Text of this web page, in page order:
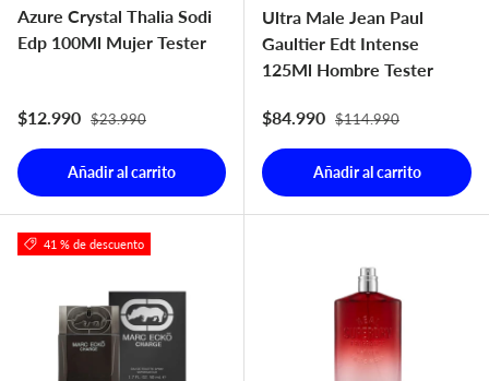
Azure Crystal Thalia Sodi
Edp 100Ml Mujer Tester
Precio de venta
$12.990 Precio normal
$23.990
Añadir al carrito
Ultra Male Jean Paul
Gaultier Edt Intense
125Ml Hombre Tester
Precio de venta
$84.990 Precio normal
$114.990
Añadir al carrito
41 % de descuento